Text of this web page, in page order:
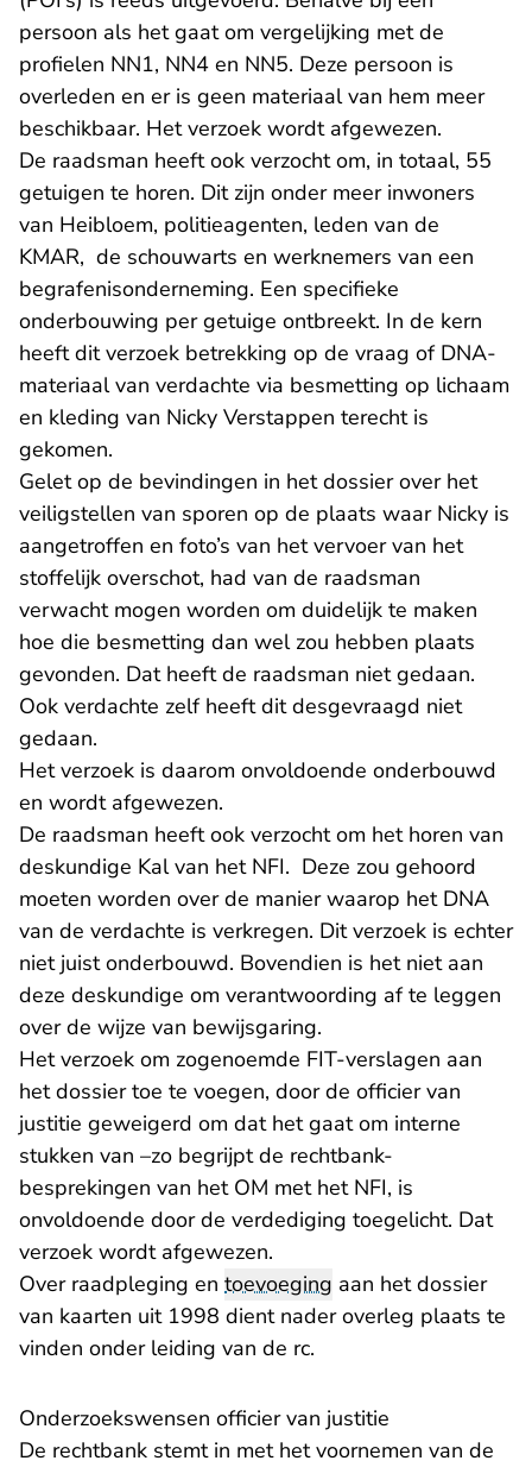
persoon als het gaat om vergelijking met de
profielen NN1, NN4 en NN5. Deze persoon is
overleden en er is geen materiaal van hem meer
beschikbaar. Het verzoek wordt afgewezen.
De raadsman heeft ook verzocht om, in totaal, 55
getuigen te horen. Dit zijn onder meer inwoners
van Heibloem, politieagenten, leden van de
KMAR, de schouwarts en werknemers van een
begrafenisonderneming. Een specifieke
onderbouwing per getuige ontbreekt. In de kern
heeft dit verzoek betrekking op de vraag of DNA-
materiaal van verdachte via besmetting op lichaam
en kleding van Nicky Verstappen terecht is
gekomen.
Gelet op de bevindingen in het dossier over het
veiligstellen van sporen op de plaats waar Nicky is
aangetroffen en foto’s van het vervoer van het
stoffelijk overschot, had van de raadsman
verwacht mogen worden om duidelijk te maken
hoe die besmetting dan wel zou hebben plaats
gevonden. Dat heeft de raadsman niet gedaan.
Ook verdachte zelf heeft dit desgevraagd niet
gedaan.
Het verzoek is daarom onvoldoende onderbouwd
en wordt afgewezen.
De raadsman heeft ook verzocht om het horen van
deskundige Kal van het NFI. Deze zou gehoord
moeten worden over de manier waarop het DNA
van de verdachte is verkregen. Dit verzoek is echter
niet juist onderbouwd. Bovendien is het niet aan
deze deskundige om verantwoording af te leggen
over de wijze van bewijsgaring.
Het verzoek om zogenoemde FIT-verslagen aan
het dossier toe te voegen, door de officier van
justitie geweigerd om dat het gaat om interne
stukken van –zo begrijpt de rechtbank-
besprekingen van het OM met het NFI, is
onvoldoende door de verdediging toegelicht. Dat
verzoek wordt afgewezen.
Over raadpleging en toevoeging aan het dossier
van kaarten uit 1998 dient nader overleg plaats te
vinden onder leiding van de rc.
Onderzoekswensen officier van justitie
De rechtbank stemt in met het voornemen van de